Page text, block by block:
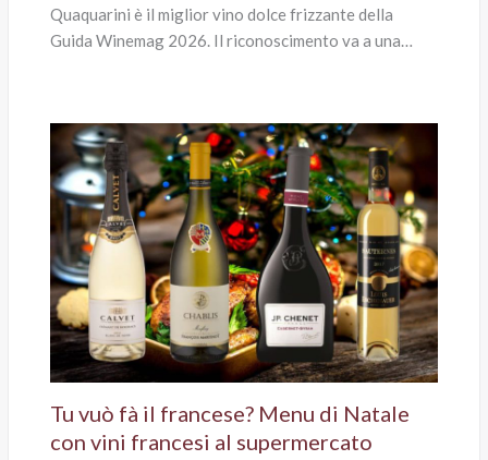
Quaquarini è il miglior vino dolce frizzante della
Guida Winemag 2026. Il riconoscimento va a una…
Tu vuò fà il francese? Menu di Natale
con vini francesi al supermercato